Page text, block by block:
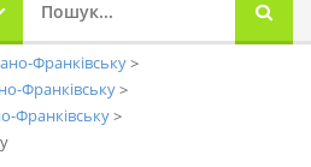
Франківську
Франківську
Франківську